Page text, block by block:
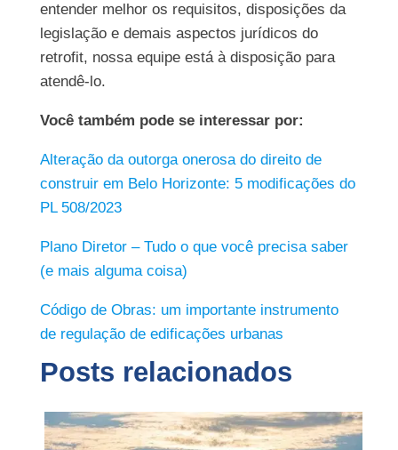
entender melhor os requisitos, disposições da
legislação e demais aspectos jurídicos do
retrofit, nossa equipe está à disposição para
atendê-lo.
Você também pode se interessar por:
Alteração da outorga onerosa do direito de
construir em Belo Horizonte: 5 modificações do
PL 508/2023
Plano Diretor – Tudo o que você precisa saber
(e mais alguma coisa)
Código de Obras: um importante instrumento
de regulação de edificações urbanas
Posts relacionados